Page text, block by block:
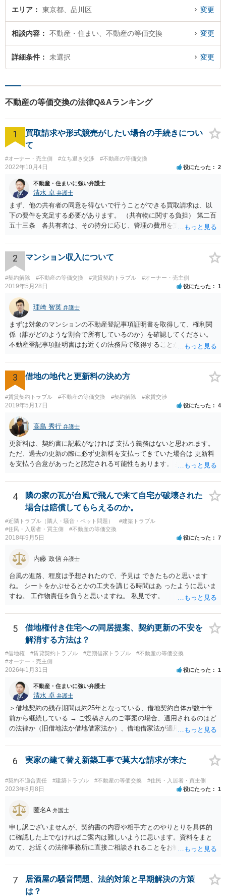
エリア 東京都、品川区 変更
相談内容 不動産・住まい、不動産の等価交換 変更
詳細条件 未選択 変更
不動産の等価交換の法律Q&Aランキング
1
買取請求や形式競売がしたい場合の手続きについ
て
#オーナー・売主側 #立ち退き交渉 #不動産の等価交換
2022年10月4日 役にたった 2
不動産・住まいに強い弁護士
清水 卓 弁護士
まず、他の共有者の同意を得ないで行うことができる買取請求は、以
下の要件を充足する必要があります。 （共有物に関する負担） 第二百
五十三条 各共有者は、その持分に応じ、管理の費用を支払い、その
履行しないときは、他の共有者は、相当の償金を支払ってその者の持
分を取得することができる。 次に、共有物分割請求訴訟を提起した
場合、他の共有者と和解ができれば、その和解内容に基づき解決とな
り、和解ができなければ、判決による解決となります。 ただ、判決
による解決の場合も、ご事案に応じて分割の仕方などバリエーション
がいくつかあるため、一度、弁護士に直接相談し、アドバイスを受け
てみることもご検討下さい。
2 マンション収入について
#契約解除 #不動産の等価交換 #賃貸契約トラブル #オーナー・売主側
2019年5月28日 役にたった 1
理崎 智英 弁護士
まずは対象のマンションの不動産登記事項証明書を取得して、権利関
係（誰がどのような割合で所有しているのか）を確認してください。
不動産登記事項証明書はお近くの法務局で取得することが出来ます。
てたつをさんは権利をもっているので、相続分に応じた賃料収入をも
らう権利があります。
3 借地の地代と更新料の決め方
#賃貸契約トラブル #不動産の等価交換 #契約解除 #家賃交渉
2019年5月17日 役にたった 4
高島 秀行 弁護士
更新料は、契約書に記載がなければ 支払う義務はないと思われます。
ただ、過去の更新の際に必ず更新料を支払ってきていた場合は 更新料
を支払う合意があったと認定される可能性もあります。 弁護士に面談
4
隣の家の瓦が台風で飛んで来て自宅が破壊された
場合は賠償してもらえるのか。
#近隣トラブル（隣人・騒音・ペット問題）
#建築トラブル
#住民・入居者・買主側
#不動産の等価交換
2018年9月5日 役にたった 7
内藤 政信 弁護士
台風の進路、程度は予想されたので、予見は できたものと思います
ね。 シートをかぶせるとかの工夫を講じる時間はあ ったように思いま
すね。 工作物責任を負うと思いますね。 私見です。
5
借地権付き住宅への同居提案、契約更新の不安を
解消する方法は？
#借地権 #賃貸契約トラブル #定期借家トラブル
#不動産の等価交換
#オーナー・売主側
2026年1月31日 役にたった 1
不動産・住まいに強い弁護士
清水 卓 弁護士
＞借地契約の残存期間は約25年となっている、借地契約自体が数十年
前から継続している → ご投稿さんのご事案の場合、適用されるのはど
の法律か（旧借地法か借地借家法か）、借地借家法が適用される場合
ないことを前提とする契約か、借地借家法の更新に関する規定の適用
のある契約か）等につき、まず、お父様が締結されている契約書の内
で、契約書の内容や適用される法律等に基づき、今後の対応を検討な
されるべきでしょう。 借地契約自体が数十年前から継続している等
時期によっては、借地借家法ではなく、旧借地法が適用されるご事案
で、平成４年７月３１日以前に締結された借地契約については、依然
として旧借地法が適用されます。 なお、適用される法律が旧借地
法、借地借家法のいずれであったとしても、家主側の更新拒絶には正
契約が締結されている場合、契約の更新がないことを前提とする一般
定期借地権となっている可能性もあるので、契約内容の確認をしてみ
6 実家の建て替え新築工事で莫大な請求が来た
#契約不適合責任 #建築トラブル #不動産の等価交換 #住民・入居者・買主側
2023年8月8日 役にたった 1
匿名A 弁護士
申し訳ございませんが、契約書の内容や相手方とのやりとりを具体的
に確認した上でなければご案内は難しいように思います。資料をまと
めて、お近くの法律事務所に直接ご相談されることをお勧めいたしま
7
居酒屋の騒音問題、法的対策と早期解決の方策
は？